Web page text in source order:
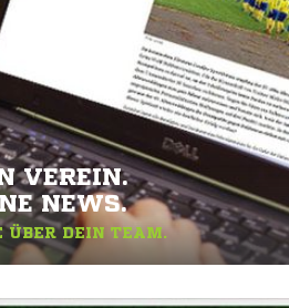
VEREIN.
NEWS.
ÜBER DEIN TEAM.